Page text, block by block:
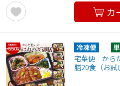
カ
宅菜便 から
膳20食（お